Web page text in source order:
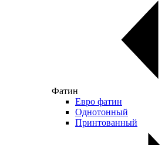
Фатин
Евро фатин
Однотонный
Принтованный